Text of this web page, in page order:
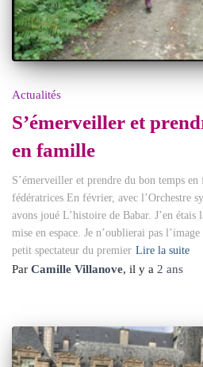
Actualités
S’émerveiller et
en famille
S’émerveiller et prendre du bon temps
fédératrices En février, avec l’Orchestre
avons joué L’histoire de Babar. J’en
mise en espace. Je n’oublierai pas
petit spectateur du premier Lire la suite
Par Camille Villanove, il y a 2 ans